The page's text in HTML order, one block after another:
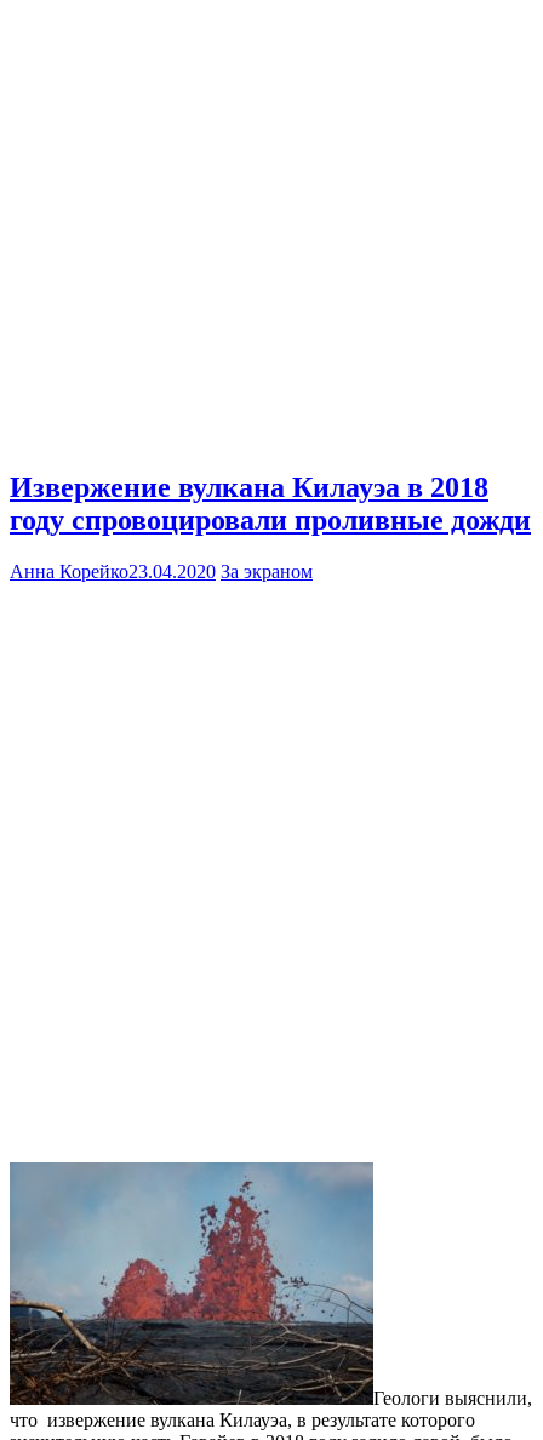
Извержение вулкана Килауэа в 2018
году спровоцировали проливные дожди
Анна Корейко23.04.2020 За экраном
Геологи выяснили,
что извержение вулкана Килауэа, в результате которого